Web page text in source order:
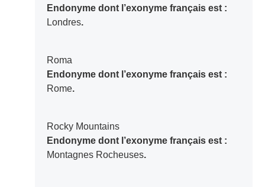
Endonyme dont l’exonyme français est :
Londres.
Roma
Endonyme dont l’exonyme français est :
Rome.
Rocky Mountains
Endonyme dont l’exonyme français est :
Montagnes Rocheuses.